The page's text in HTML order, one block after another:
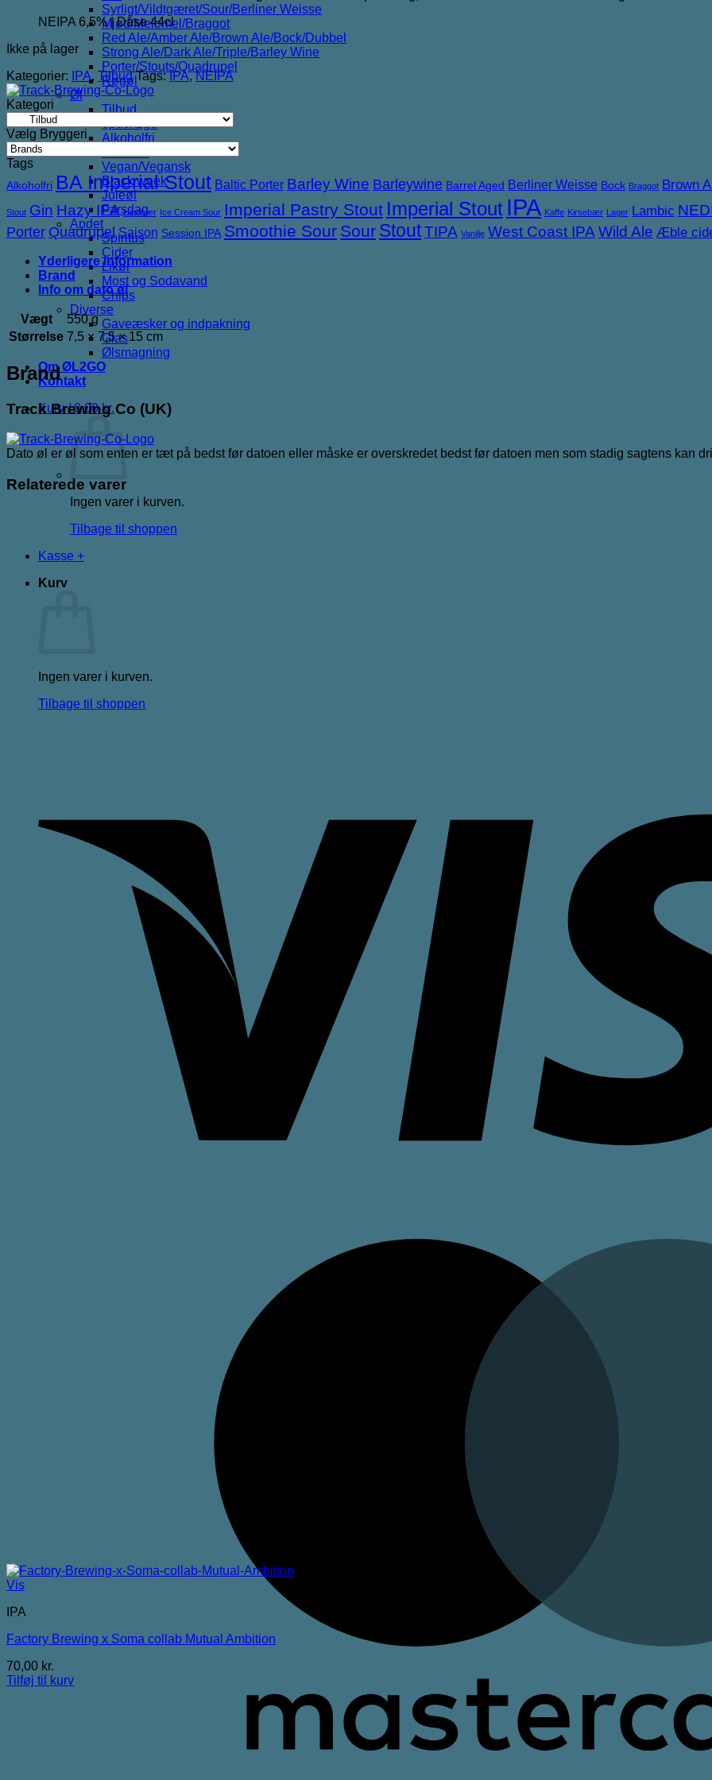
Syrligt/Vildtgæret/Sour/Berliner Weisse
Mjød/Melomel/Braggot
Red Ale/Amber Ale/Brown Ale/Bock/Dubbel
Strong Ale/Dark Ale/Triple/Barley Wine
Porter/Stouts/Quadrupel
Røgøl
Øl
Tilbud
6pack2go
Alkoholfri
Vegan/Vegansk
Black week
Juleøl
Farsdag
Andet
Spiritus
Cider
Likør
Most og Sodavand
Chips
Diverse
Gaveæsker og indpakning
Glas
Ølsmagning
Om ØL2GO
Kontakt
Kurv /0,00kr.
Ingen varer i kurven.
Tilbage til shoppen
Kasse +
Kurv
Ingen varer i kurven.
Tilbage til shoppen
66,00 kr..30,00 kr..
NEIPA 6,5% | Dåse 44cl
Ikke på lager
Kategorier:
IPA, Tilbud Tags:IPA,NEIPA
Kategori
Vælg Bryggeri
Tags
Alkoholfri BA Imperial Stout Baltic Porter Barley Wine Barleywine Barrel Aged Berliner Weisse Bock Braggot Brown
Stout Gin Hazy IPA Hindbær Ice Cream Sour Imperial Pastry Stout Imperial Stout IPA Kaffe Kirsebær Lager Lambic
Porter Quadrupel Saison Session IPA Smoothie Sour Sour StoutTIPA Vanilje West Coast IPA Wild Ale Æble
Yderligere information
Brand
Info om dato øl
Vægt
550 g
Størrelse 7,5 × 7,5 × 15 cm
Brand
Track Brewing Co (UK)
Dato øl er øl som enten er tæt på bedst før datoen eller måske er overskredet bedst før datoen men som stadig sagtens kan
Relaterede varer
Vis
IPA
Factory Brewing x Soma collab Mutual Ambition
70,00 kr.
Tilføj til kurv